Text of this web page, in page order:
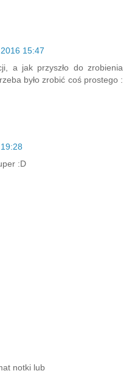
15:47
a jak przyszło do zrobienia
było zrobić coś prostego :
:D
notki lub